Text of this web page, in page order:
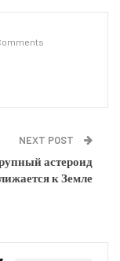
NEXT POST
астероид
к Земле